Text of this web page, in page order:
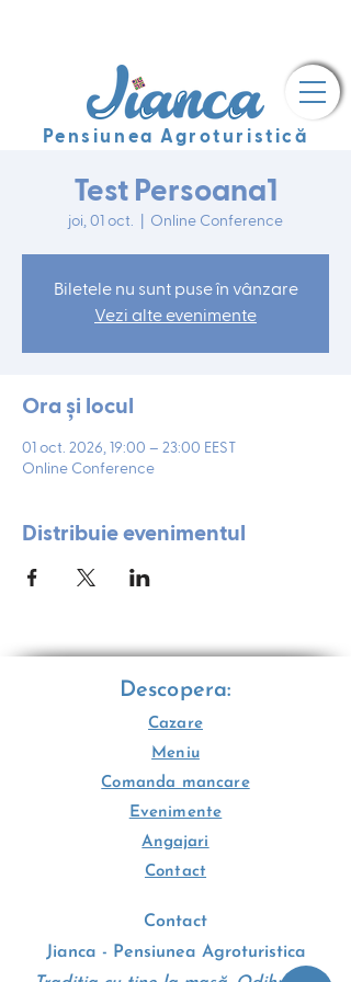
Pensiunea Agroturistică
Test Persoana1
joi, 01 oct. Online Conference
Biletele nu sunt puse în vânzare
Vezi alte evenimente
Ora și locul
01 oct. 2026, 19:00 – 23:00 EEST
Online Conference
Distribuie evenimentul
Descopera:
Cazare
Meniu
Comanda mancare
Evenimente
Angajari
Contact
Contact
Jianca - Pensiunea Agroturistica